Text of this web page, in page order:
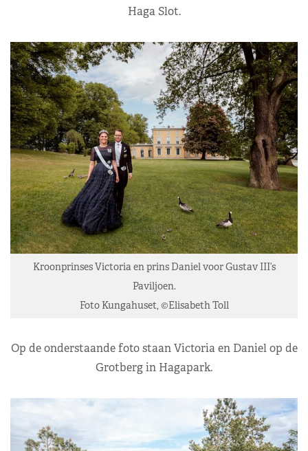
Haga Slot.
Kroonprinses Victoria en prins Daniel voor Gustav III’s
Paviljoen.
Foto Kungahuset, ©Elisabeth Toll
Op de onderstaande foto staan Victoria en Daniel op de
Grotberg in Hagapark.